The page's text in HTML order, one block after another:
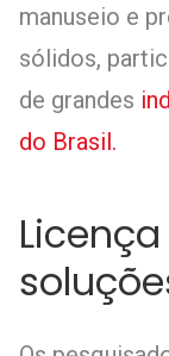
manuseio e
sólidos,
de grandes
do Brasil.